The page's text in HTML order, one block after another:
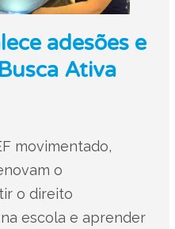
adesões e
Ativa
movimentado,
o
o direito
escola e aprender